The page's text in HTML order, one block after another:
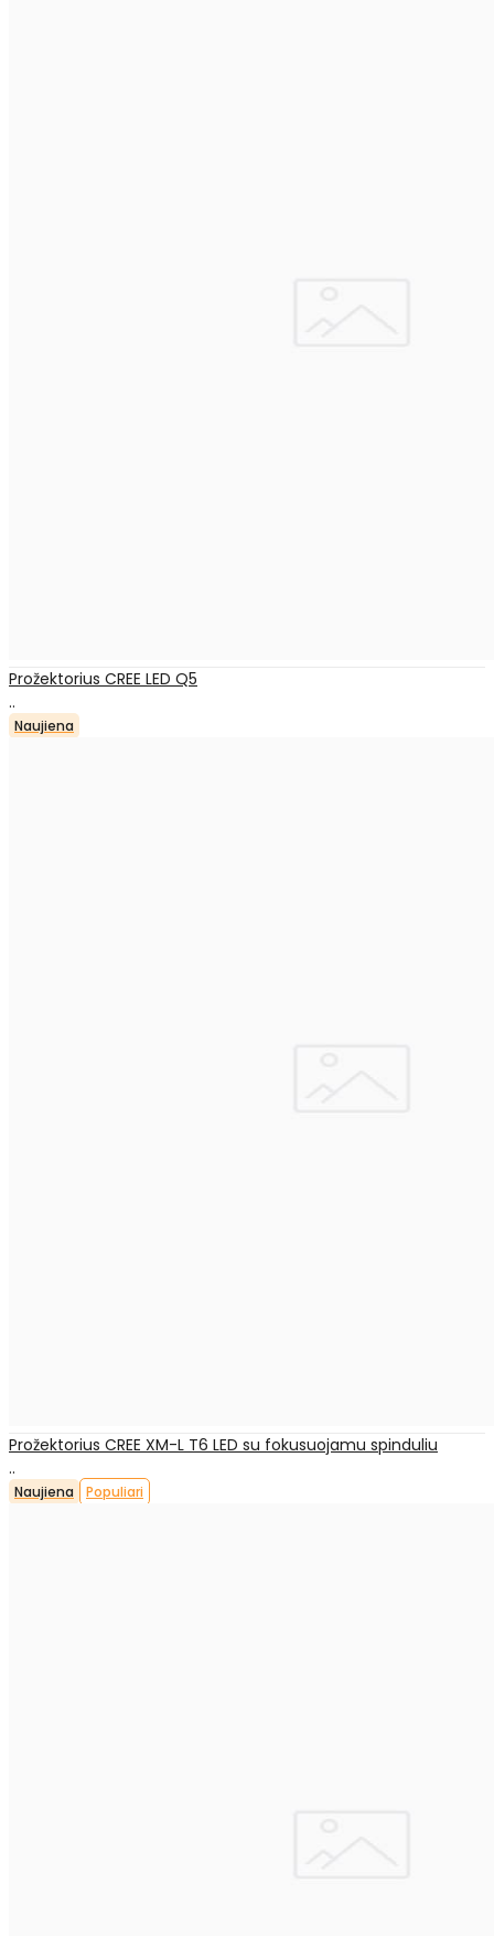
Prožektorius CREE LED Q5
..
Naujiena
Prožektorius CREE XM-L T6 LED su fokusuojamu spinduliu
..
Naujiena Populiari